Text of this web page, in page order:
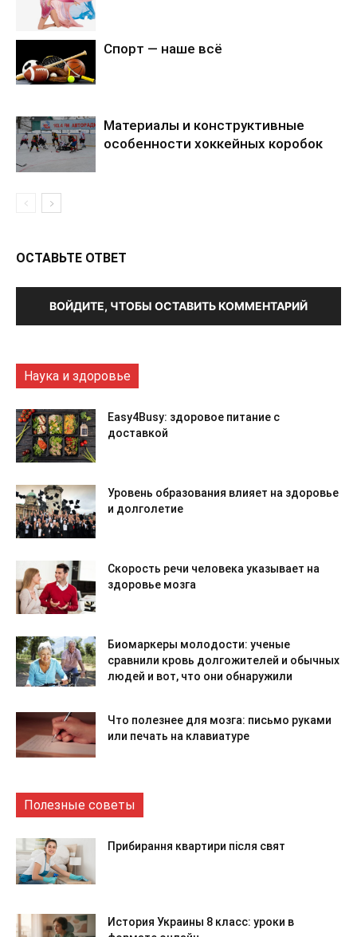
Спорт — наше всё
Материалы и конструктивные
особенности хоккейных коробок
ОСТАВЬТЕ ОТВЕТ
ВОЙДИТЕ, ЧТОБЫ ОСТАВИТЬ КОММЕНТАРИЙ
Наука и здоровье
Easy4Busy: здоровое питание с
доставкой
Уровень образования влияет на здоровье
и долголетие
Скорость речи человека указывает на
здоровье мозга
Биомаркеры молодости: ученые
сравнили кровь долгожителей и обычных
людей и вот, что они обнаружили
Что полезнее для мозга: письмо руками
или печать на клавиатуре
Полезные советы
Прибирання квартири після свят
История Украины 8 класс: уроки в